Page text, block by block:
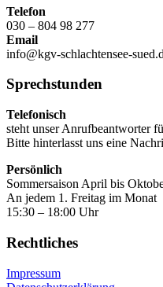
Telefon
030 – 804 98 277
Email
info@kgv-schlachtensee-
Sprechstunden
Telefonisch
steht unser Anrufbeantworter
Bitte hinterlasst uns eine
Persönlich
Sommersaison April bis
An jedem 1. Freitag im Monat
15:30 – 18:00 Uhr
Rechtliches
Impressum